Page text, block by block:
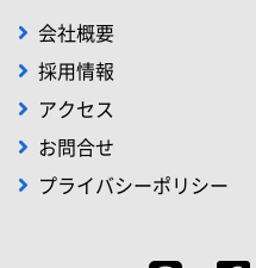
会社概要
採用情報
アクセス
お問合せ
プライバシーポリシー